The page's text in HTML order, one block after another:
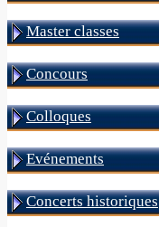
Master classes
Concours
Colloques
Evénements
Concerts historiques